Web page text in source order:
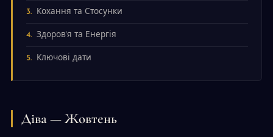
Кохання та Стосунки
Здоров'я та Енергія
Ключові дати
Діва — Жовтень